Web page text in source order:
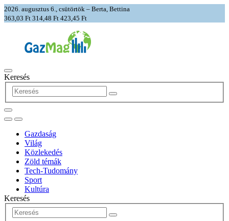
2026. augusztus 6., csütörtök – Berta, Bettina
363,03 Ft 314,48 Ft 423,45 Ft
Keresés
Gazdaság
Világ
Közlekedés
Zöld témák
Tech-Tudomány
Sport
Kultúra
Keresés